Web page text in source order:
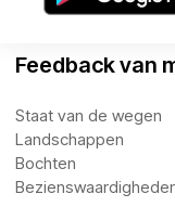
Feedback van
Staat van de wegen
Landschappen
Bochten